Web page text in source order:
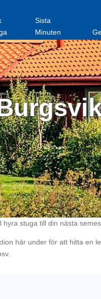
Sista
Minuten
hyra stuga till din nästa
här under för att hitta en